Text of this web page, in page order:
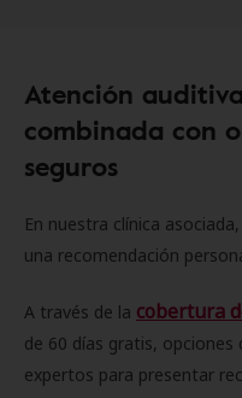
Atención
combinada con
seguros
En nuestra clínica
una recomendación
A través de la cobertura
de 60 días gratis, opciones
expertos para presentar